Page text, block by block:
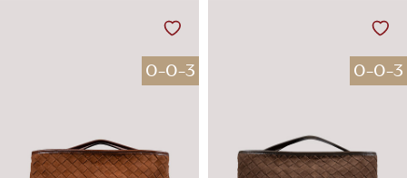
0-0-3 0-0-3